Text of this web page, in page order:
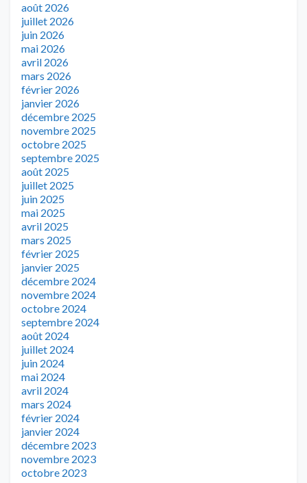
août 2026
juillet 2026
juin 2026
mai 2026
avril 2026
mars 2026
février 2026
janvier 2026
décembre 2025
novembre 2025
octobre 2025
septembre 2025
août 2025
juillet 2025
juin 2025
mai 2025
avril 2025
mars 2025
février 2025
janvier 2025
décembre 2024
novembre 2024
octobre 2024
septembre 2024
août 2024
juillet 2024
juin 2024
mai 2024
avril 2024
mars 2024
février 2024
janvier 2024
décembre 2023
novembre 2023
octobre 2023